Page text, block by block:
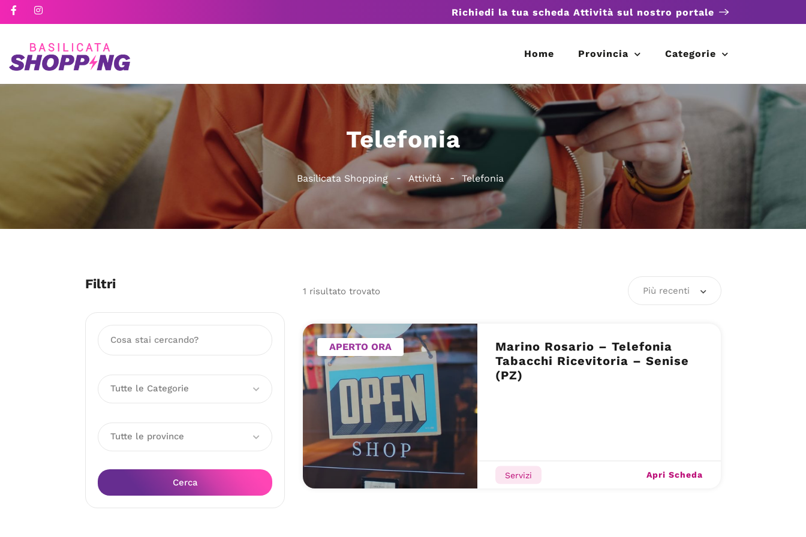
Richiedi la tua scheda Attività sul nostro portale
Home Provincia Categorie
Telefonia
Basilicata Shopping Attività Telefonia
Filtri
Tutte le Categorie
Tutte le province
Cerca
1 risultato trovato Più recenti
APERTO ORA
Marino Rosario – Telefonia
Tabacchi Ricevitoria – Senise
(PZ)
Servizi Apri Scheda